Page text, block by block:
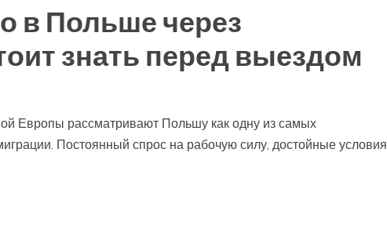
в Польше через
знать перед выездом
Европы рассматривают Польшу как одну из самых
Постоянный спрос на рабочую силу, достойные условия